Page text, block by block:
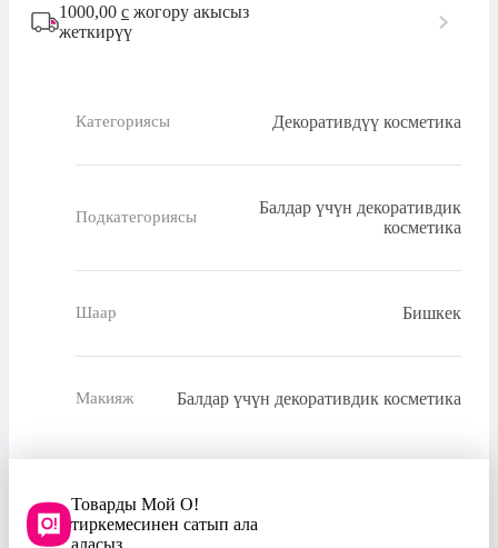
1000,00 с жогору акысыз
жеткирүү
Категориясы Декоративдүү косметика
Подкатегориясы
Балдар үчүн декоративдик
косметика
Шаар Бишкек
Макияж Балдар үчүн декоративдик косметика
Товарды Мой О!
тиркемесинен сатып ала
аласыз